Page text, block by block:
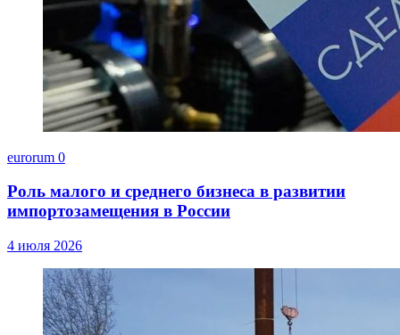
eurorum 0
Роль малого и среднего бизнеса в развитии
импортозамещения в России
4 июля 2026